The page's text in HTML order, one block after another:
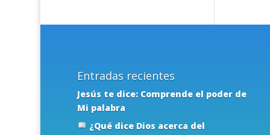
Entradas recientes
Jesús te dice: Comprende el poder de
Mi palabra
¿Qué dice Dios acerca del